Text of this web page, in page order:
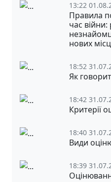
13:22
Правила
час
нових
18:52
Як
18:42
Критерії
18:40
Види
18:39